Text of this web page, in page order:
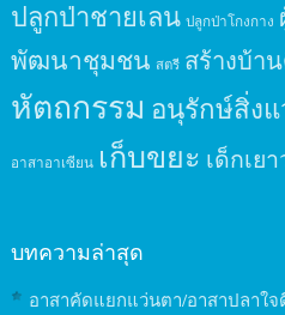
ปลูกป่าชายเลน ปลูกป่าโกงกาง
พัฒนาชุมชน สตรี สร้างบ้า
หัตถกรรม อนุรักษ์สิ่ง
อาสาอาเซียน เก็บขยะ เด็กเย
บทความล่าสุด
อาสาคัดแยกแว่นตา/อาสาปลาใ